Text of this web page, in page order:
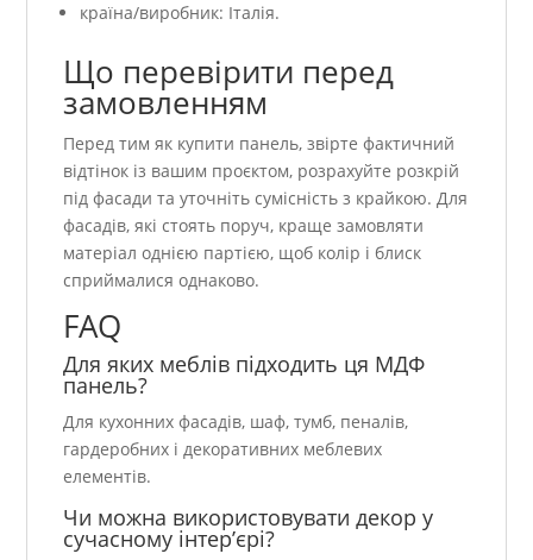
країна/виробник: Італія.
Що перевірити перед
замовленням
Перед тим як купити панель, звірте фактичний
відтінок із вашим проєктом, розрахуйте розкрій
під фасади та уточніть сумісність з крайкою. Для
фасадів, які стоять поруч, краще замовляти
матеріал однією партією, щоб колір і блиск
сприймалися однаково.
FAQ
Для яких меблів підходить ця МДФ
панель?
Для кухонних фасадів, шаф, тумб, пеналів,
гардеробних і декоративних меблевих
елементів.
Чи можна використовувати декор у
сучасному інтер’єрі?